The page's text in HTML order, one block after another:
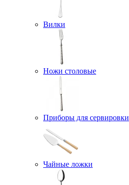
Вилки
Ножи столовые
Приборы для сервировки
Чайные ложки